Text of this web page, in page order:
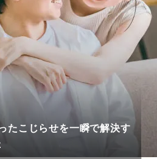
たこじらせを一瞬で解決す